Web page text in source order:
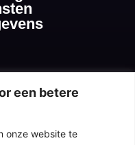
een betere
onze website te